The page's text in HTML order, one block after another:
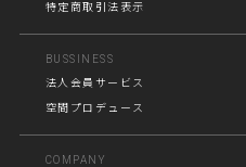
特定商取引法表示
BUSSINESS
法人会員サービス
空間プロデュース
COMPANY